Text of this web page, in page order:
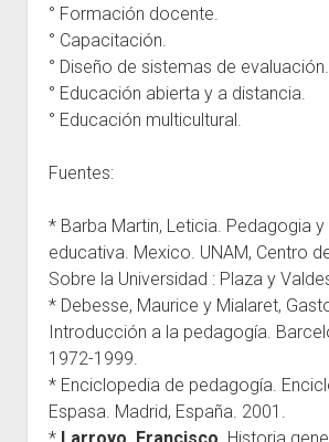
° Formación docente.
° Capacitación.
° Diseño de sistemas de evaluación.
° Educación abierta y a distancia.
° Educación multicultural.
Fuentes:
* Barba Martin, Leticia. Pedagogia
educativa. Mexico. UNAM, Centro
Sobre la Universidad : Plaza y
* Debesse, Maurice y Mialaret,
Introducción a la pedagogía.
1972-1999.
* Enciclopedia de pedagogía.
Espasa. Madrid, España. 2001.